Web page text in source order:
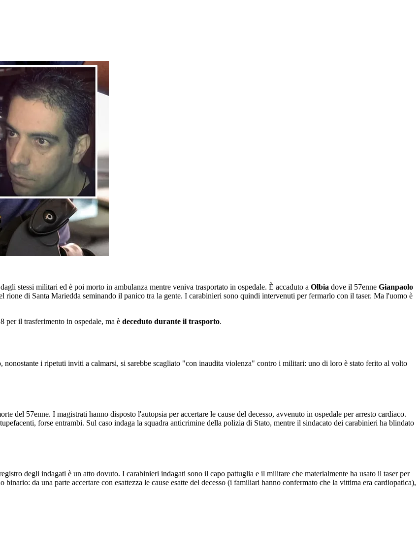
dagli stessi militari ed è poi morto in ambulanza mentre veniva trasportato in ospedale. È accaduto a Olbia dove il 57enne Gianpaolo
rione di Santa Mariedda seminando il panico tra la gente. I carabinieri sono quindi intervenuti per fermarlo con il taser. Ma l'uomo è
per il trasferimento in ospedale, ma è deceduto durante il trasporto.
i ripetuti inviti a calmarsi, si sarebbe scagliato "con inaudita violenza" contro i militari: uno di loro è stato ferito al volto
del 57enne. I magistrati hanno disposto l'autopsia per accertare le cause del decesso, avvenuto in ospedale per arresto cardiaco.
forse entrambi. Sul caso indaga la squadra anticrimine della polizia di Stato, mentre il sindacato dei carabinieri ha blindato
degli indagati è un atto dovuto. I carabinieri indagati sono il capo pattuglia e il militare che materialmente ha usato il taser per
da una parte accertare con esattezza le cause esatte del decesso (i familiari hanno confermato che la vittima era cardiopatica),